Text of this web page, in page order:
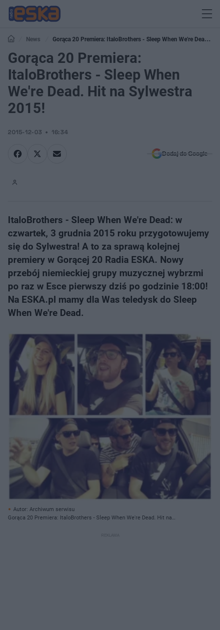
News
Gorąca 20 Premiera: ItaloBrothers - Sleep When We're Dead. Hit
na Sylwestra 2015!
Gorąca 20 Premiera:
ItaloBrothers - Sleep When
We're Dead. Hit na Sylwestra
2015!
2015-12-03 16:34
Dodaj do Google
ItaloBrothers - Sleep When We're Dead: w
czwartek, 3 grudnia 2015 roku przygotowujemy
się do Sylwestra! A to za sprawą kolejnej
premiery w Gorącej 20 Radia ESKA. Nowy
przebój niemieckiej grupy muzycznej wybrzmi
po raz w Esce pierwszy dziś po godzinie 18:00!
Na ESKA.pl mamy dla Was teledysk do Sleep
When We're Dead.
Autor: Archiwum serwisu
Gorąca 20 Premiera: ItaloBrothers - Sleep When We're Dead. Hit na